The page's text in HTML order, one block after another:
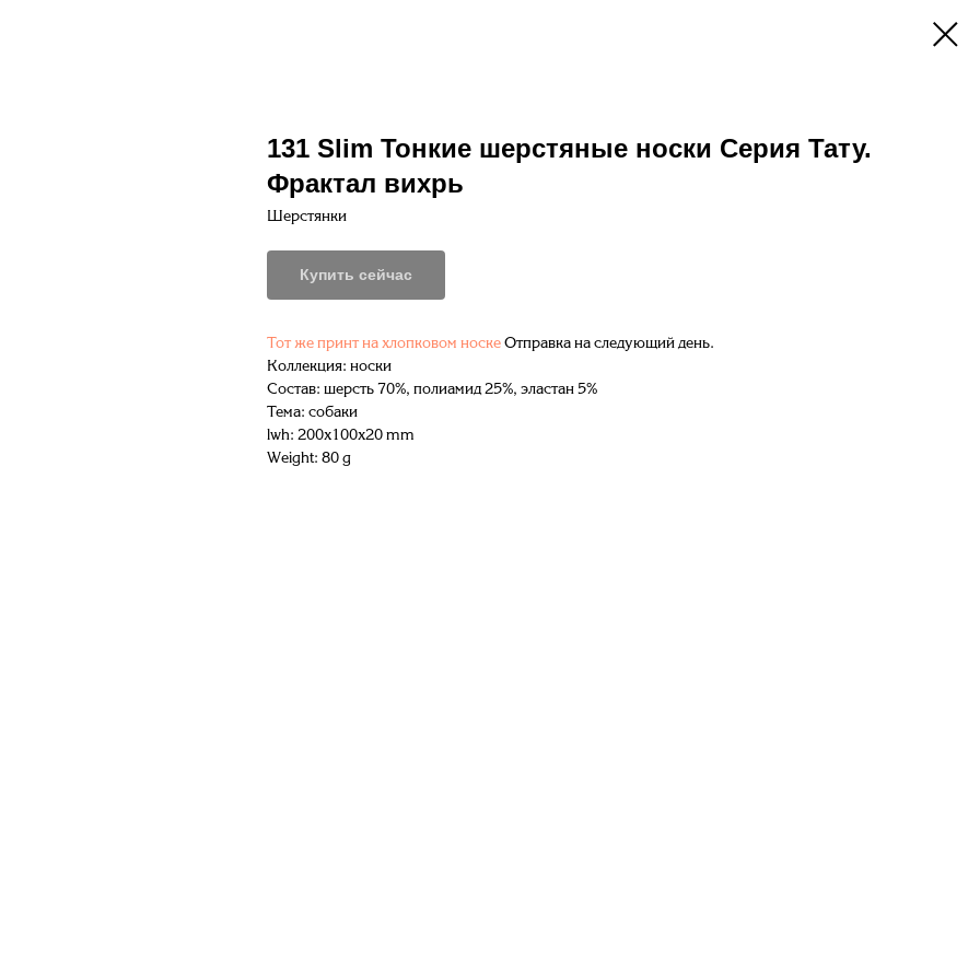
131 Slim Тонкие шерстяные носки Серия Тату.
Фрактал вихрь
Шерстянки
Купить сейчас
Тот же принт на хлопковом носке Отправка на следующий день.
Коллекция: носки
Состав: шерсть 70%, полиамид 25%, эластан 5%
Тема: собаки
lwh: 200x100x20 mm
Weight: 80 g